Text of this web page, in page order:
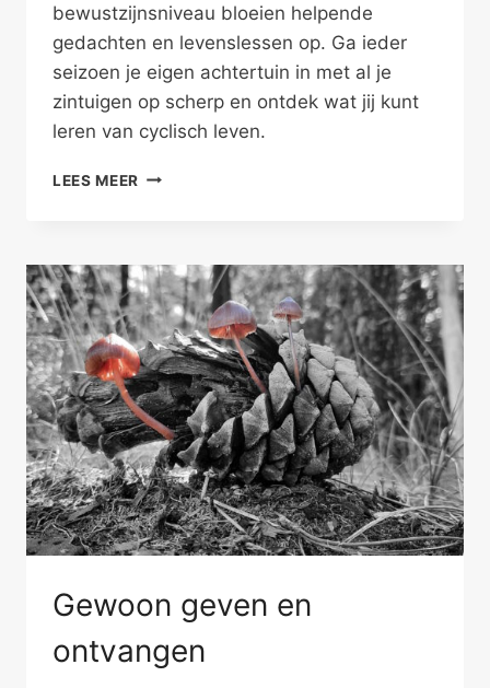
bewustzijnsniveau bloeien helpende
gedachten en levenslessen op. Ga ieder
seizoen je eigen achtertuin in met al je
zintuigen op scherp en ontdek wat jij kunt
leren van cyclisch leven.
LEES MEER MET
Gewoon geven en
ontvangen